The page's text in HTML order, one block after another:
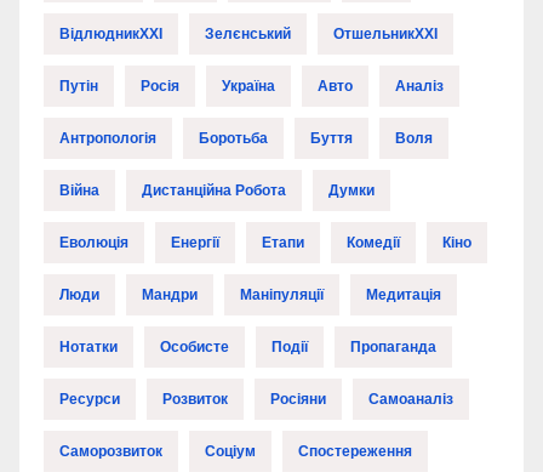
ВідлюдникXXI Зелєнський ОтшельникXXI
Путін Росія Україна Авто Аналіз
Антропологія Боротьба Буття Воля
Війна Дистанційна Робота Думки
Еволюція Енергії Етапи Комедії Кіно
Люди Мандри Маніпуляції Медитація
Нотатки Особисте Події Пропаганда
Ресурси Розвиток Росіяни Самоаналіз
Саморозвиток Соціум Спостереження